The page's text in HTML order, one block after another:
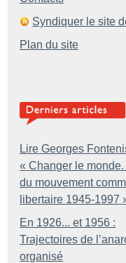
Syndiquer le site
Plan du site
Lire Georges
« Changer le
du mouvement
libertaire 1945-1997
En 1926... et 1956 :
Trajectoires de
organisé